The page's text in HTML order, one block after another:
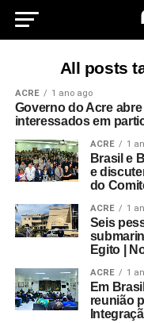
All posts
ACRE 1 ano ago
Governo do Acre
interessados em
ACRE 1
Brasil e
e
do
ACRE 1
Seis
Egito |
ACRE 1
Em
reunião